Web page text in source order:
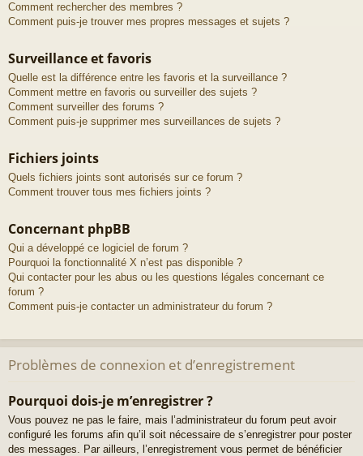
Comment rechercher des membres ?
Comment puis-je trouver mes propres messages et sujets ?
Surveillance et favoris
Quelle est la différence entre les favoris et la surveillance ?
Comment mettre en favoris ou surveiller des sujets ?
Comment surveiller des forums ?
Comment puis-je supprimer mes surveillances de sujets ?
Fichiers joints
Quels fichiers joints sont autorisés sur ce forum ?
Comment trouver tous mes fichiers joints ?
Concernant phpBB
Qui a développé ce logiciel de forum ?
Pourquoi la fonctionnalité X n’est pas disponible ?
Qui contacter pour les abus ou les questions légales concernant ce
forum ?
Comment puis-je contacter un administrateur du forum ?
Problèmes de connexion et d’enregistrement
Pourquoi dois-je m’enregistrer ?
Vous pouvez ne pas le faire, mais l’administrateur du forum peut avoir
configuré les forums afin qu’il soit nécessaire de s’enregistrer pour poster
des messages. Par ailleurs, l’enregistrement vous permet de bénéficier